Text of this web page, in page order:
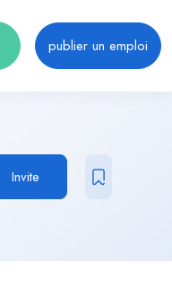
publier un emploi
Invite